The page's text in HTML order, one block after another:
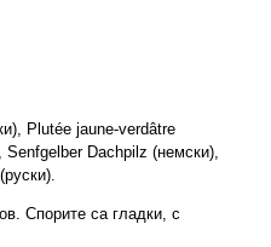
Plutée jaune-verdâtre
Dachpilz (немски),
Спорите са гладки, с